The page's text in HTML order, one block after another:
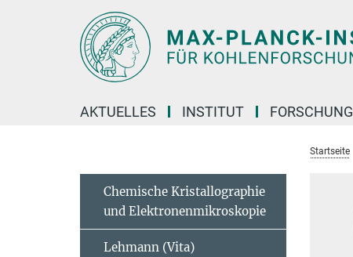
AKTUELLES INSTITUT FORSCHUNG
Startseite
Chemische Kristallographie
und Elektronenmikroskopie
Lehmann (Vita)